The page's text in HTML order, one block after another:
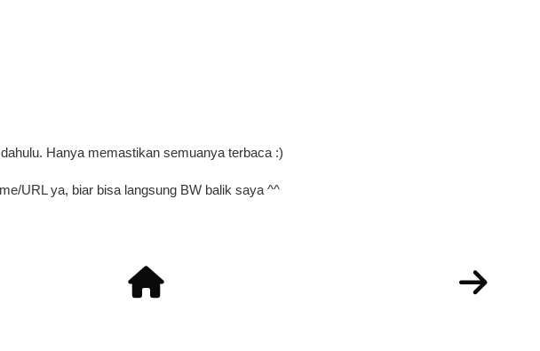
Hanya memastikan semuanya terbaca :)
URL ya, biar bisa langsung BW balik saya ^^